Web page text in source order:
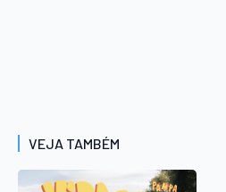
VEJA TAMBÉM